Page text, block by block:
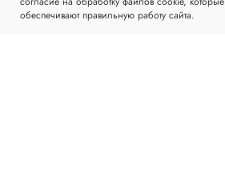
обеспечивают правильную работу сайта.